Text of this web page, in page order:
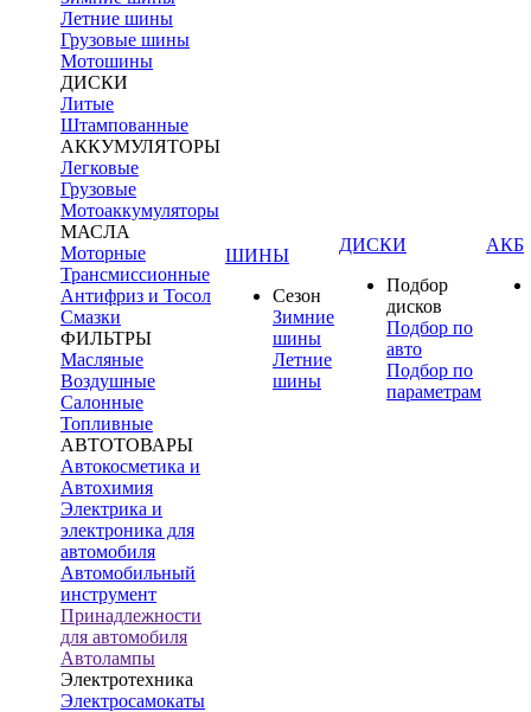
Летние шины
Грузовые шины
Мотошины
ДИСКИ
Литые
Штампованные
АККУМУЛЯТОРЫ
Легковые
Грузовые
Мотоаккумуляторы
МАСЛА
Моторные
Трансмиссионные
Антифриз и Тосол
Смазки
ФИЛЬТРЫ
Масляные
Воздушные
Салонные
Топливные
АВТОТОВАРЫ
Автокосметика и
Автохимия
Электрика и
электроника для
автомобиля
Автомобильный
инструмент
Принадлежности
для автомобиля
Автолампы
Электротехника
Электросамокаты
ШИНЫ
Сезон
Зимние
шины
Летние
шины
ДИСКИ
Подбор
дисков
Подбор по
авто
Подбор по
параметрам
АКБ